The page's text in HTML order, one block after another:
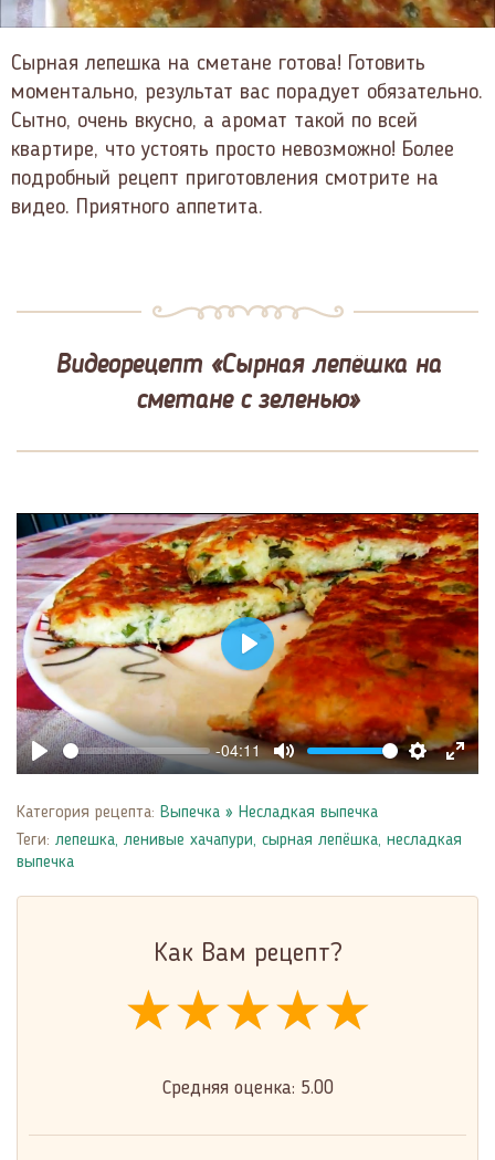
Сырная лепешка на сметане готова! Готовить
моментально, результат вас порадует обязательно.
Сытно, очень вкусно, а аромат такой по всей
квартире, что устоять просто невозможно! Более
подробный рецепт приготовления смотрите на
видео. Приятного аппетита.
Видеорецепт «Сырная лепёшка на
сметане с зеленью»
Play
-04:11
Mute
Settings
Enter
Play
Категория рецепта: Выпечка » Несладкая выпечка
Теги: лепешка, ленивые хачапури, сырная лепёшка, несладкая
выпечка
Как Вам рецепт?
★★★★★
★★★★★
★★★★★
Средняя оценка: 5.00